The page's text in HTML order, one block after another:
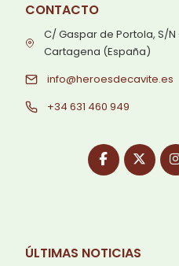
CONTACTO
C/ Gaspar de Portola, S/N
Cartagena (España)
info@heroesdecavite.es
+34 631 460 949
ÚLTIMAS NOTICIAS